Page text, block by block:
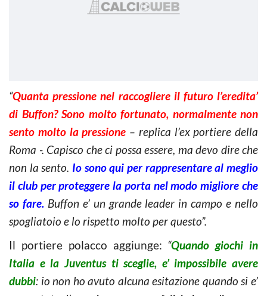
“Quanta pressione nel raccogliere il futuro l’eredita’
di Buffon? Sono molto fortunato, normalmente non
sento molto la pressione – replica l’ex portiere della
Roma -. Capisco che ci possa essere, ma devo dire che
non la sento. Io sono qui per rappresentare al meglio
il club per proteggere la porta nel modo migliore che
so fare. Buffon e’ un grande leader in campo e nello
spogliatoio e lo rispetto molto per questo”.
Il portiere polacco aggiunge: “Quando giochi in
Italia e la Juventus ti sceglie, e’ impossibile avere
dubbi: io non ho avuto alcuna esitazione quando si e’